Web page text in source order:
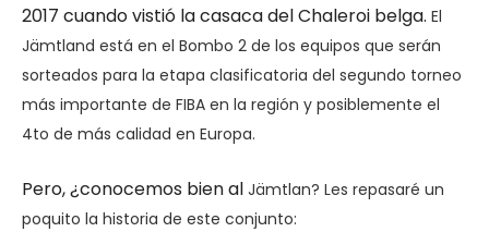
2017 cuando vistió la casaca del Chaleroi belga. El
Jämtland está en el Bombo 2 de los equipos que serán
sorteados para la etapa clasificatoria del segundo torneo
más importante de FIBA en la región y posiblemente el
4to de más calidad en Europa.
Pero, ¿conocemos bien al Jämtlan? Les repasaré un
poquito la historia de este conjunto: